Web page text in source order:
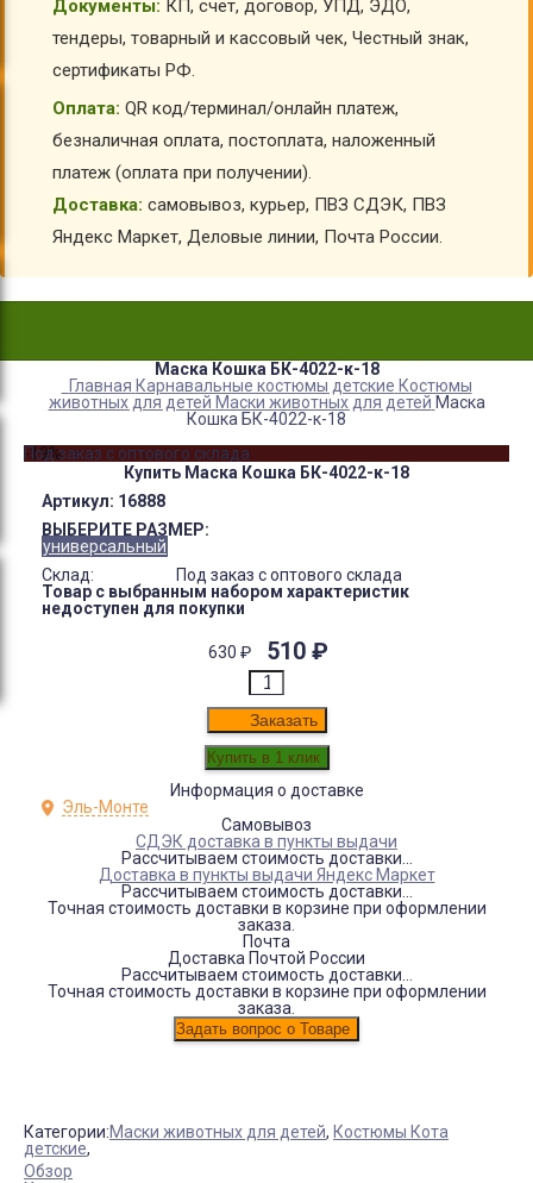
Документы: КП, счет, договор, УПД, ЭДО,
тендеры, товарный и кассовый чек, Честный знак,
сертификаты РФ.
Оплата: QR код/терминал/онлайн платеж,
безналичная оплата, постоплата, наложенный
платеж (оплата при получении).
Доставка: самовывоз, курьер, ПВЗ СДЭК, ПВЗ
Яндекс Маркет, Деловые линии, Почта России.
Маска Кошка БК-4022-к-18
Главная Карнавальные костюмы детские Костюмы
животных для детей Маски животных для детей Маска
Кошка БК-4022-к-18
-19%
Под заказ с оптового склада
Купить Маска Кошка БК-4022-к-18
Артикул: 16888
ВЫБЕРИТЕ РАЗМЕР:
универсальный
Склад:
Под заказ с оптового склада
Товар с выбранным набором характеристик
недоступен для покупки
630 ₽ 510 ₽
Заказать
Информация о доставке
Эль-Монте
Самовывоз
СДЭК доставка в пункты выдачи
Рассчитываем стоимость доставки...
Доставка в пункты выдачи Яндекс Маркет
Рассчитываем стоимость доставки...
Точная стоимость доставки в корзине при оформлении
заказа.
Почта
Доставка Почтой России
Рассчитываем стоимость доставки...
Точная стоимость доставки в корзине при оформлении
заказа.
Категории:Маски животных для детей, Костюмы Кота
детские,
Обзор